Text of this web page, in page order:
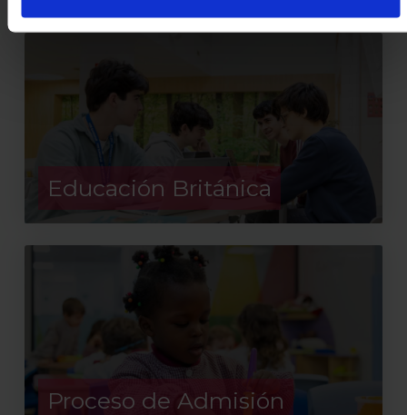
Educación Británica
Proceso de Admisión